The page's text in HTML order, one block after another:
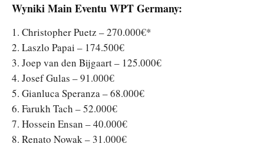
Wyniki Main Eventu WPT Germany:
1. Christopher Puetz – 270.000€*
2. Laszlo Papai – 174.500€
3. Joep van den Bijgaart – 125.000€
4. Josef Gulas – 91.000€
5. Gianluca Speranza – 68.000€
6. Farukh Tach – 52.000€
7. Hossein Ensan – 40.000€
8. Renato Nowak – 31.000€